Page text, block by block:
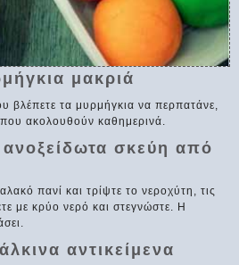
μακριά
βλέπετε τα μυρμήγκια να περπατάνε,
ακολουθούν καθημερινά.
σκεύη από
πανί και τρίψτε το νεροχύτη, τις
με κρύο νερό και στεγνώστε. Η
αντικείμενα